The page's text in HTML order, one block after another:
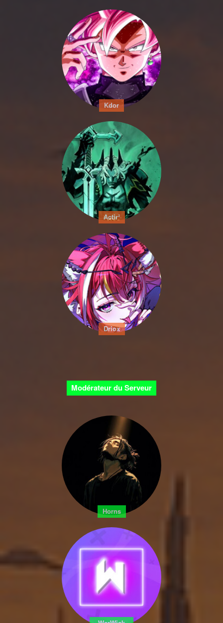
Kdor
Actir²
Driox
Modérateur du Serveur
Horns